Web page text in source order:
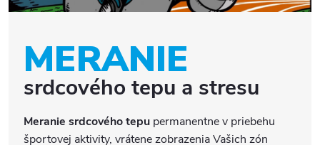
MERANIE
srdcového tepu a stresu
Meranie srdcového tepu permanentne v priebehu
športovej aktivity, vrátene zobrazenia Vašich zón